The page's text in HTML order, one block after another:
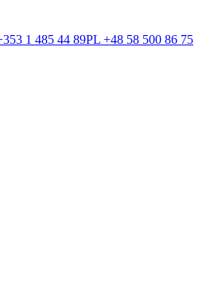
1 485 44 89PL +48 58 500 86 75